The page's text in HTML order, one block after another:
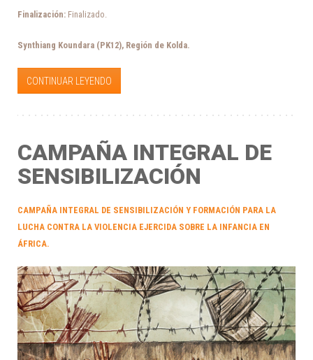
Finalización: Finalizado.
Synthiang Koundara (PK12), Región de Kolda.
CONTINUAR LEYENDO
CAMPAÑA INTEGRAL DE
SENSIBILIZACIÓN
CAMPAÑA INTEGRAL DE SENSIBILIZACIÓN Y FORMACIÓN PARA LA
LUCHA CONTRA LA VIOLENCIA EJERCIDA SOBRE LA INFANCIA EN
ÁFRICA.